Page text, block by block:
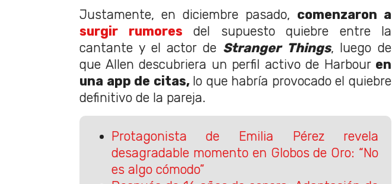
Justamente, en diciembre pasado, comenzaron a
surgir rumores del supuesto quiebre entre la
cantante y el actor de Stranger Things, luego de
que Allen descubriera un perfil activo de Harbour en
una app de citas, lo que habría provocado el quiebre
definitivo de la pareja.
Protagonista de Emilia Pérez revela
desagradable momento en Globos de Oro: “No
es algo cómodo”